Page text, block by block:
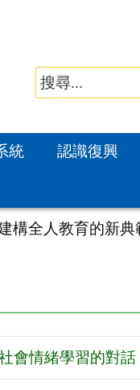
統 認識復興
構全人教育的新
社會情緒學習的對